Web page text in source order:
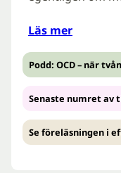
Läs mer
Podd: OCD – när
Senaste numret av
Se föreläsningen i